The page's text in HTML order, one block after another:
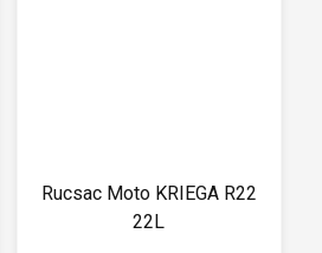
Rucsac Moto KRIEGA R22
22L